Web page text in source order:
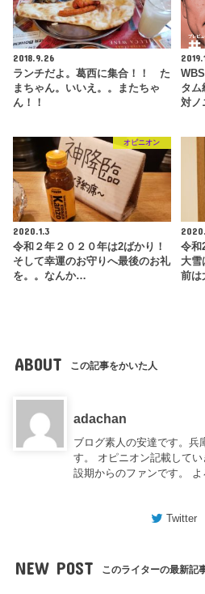
2018.9.26
ランチだよ。葛西に集合！！ た
まちゃん。いいえ。。またちゃ
ん！！
タ
対
オピニオン
2020.1.3
令和２年２０２０年は2ばかり！
そして幸運のお守りへ最後のお礼
を。。なんか…
令和
大雪
前は
ABOUT この記事をかいた人
adachan
ブログ素人の安達です。兵
す。 オピニオン記載して
設期からのファンです。 よ
Twitter
NEW POST このライターの最新記